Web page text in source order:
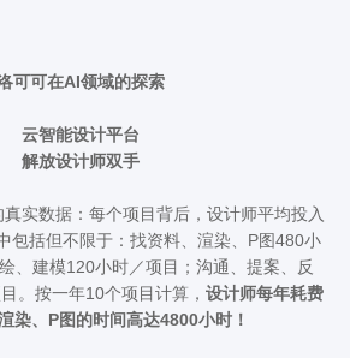
可可在AI领域的探索
云智能设计平台
解放设计师双手
实数据：每个项目背后，设计师平均投入
包括但不限于：找资料、渲染、P图480小
、建模120小时／项目；沟通、提案、反
。按一年10个项目计算， 设计师每年耗费
染、P图的时间高达4800小时！